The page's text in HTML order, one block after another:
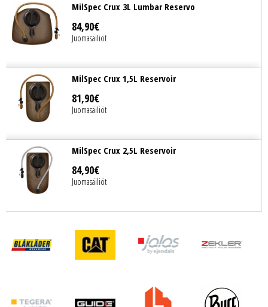
MilSpec Crux 3L Lumbar Reservo
84,90€
Juomasäiliöt
MilSpec Crux 1,5L Reservoir
81,90€
Juomasäiliöt
MilSpec Crux 2,5L Reservoir
84,90€
Juomasäiliöt